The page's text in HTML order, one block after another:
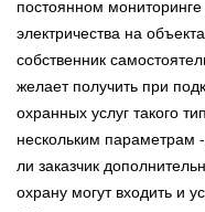
постоянном
электричества на
собственник
желает получить при
охранных услуг такого
нескольким параметрам
ли заказчик
охрану могут входить и